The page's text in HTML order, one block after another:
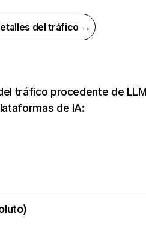
del tráfico →
tráfico procedente de
de IA: